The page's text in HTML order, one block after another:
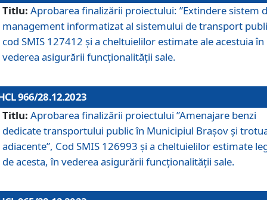
Titlu: Aprobarea finalizării proiectului: ”Extindere sistem
management informatizat al sistemului de transport
cod SMIS 127412 și a cheltuielilor estimate ale acestuia în
vederea asigurării funcționalității sale.
966/28.12.2023
Titlu: Aprobarea finalizării proiectului ”Amenajare benzi
dedicate transportului public în Municipiul Brașov şi
adiacente”, Cod SMIS 126993 și a cheltuielilor estimate
de acesta, în vederea asigurării funcționalității sale.